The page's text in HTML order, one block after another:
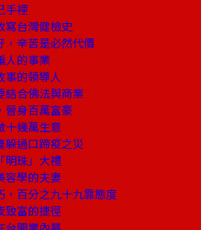
手裡
寫台灣健檢史
，辛苦是必然代價
人的事業
事的領導人
結合佛法與商業
晉身百萬富豪
十幾萬生意
躲過口蹄疫之災
明珠」大禮
容學的夫妻
，百分之九十九靠態度
致富的捷徑